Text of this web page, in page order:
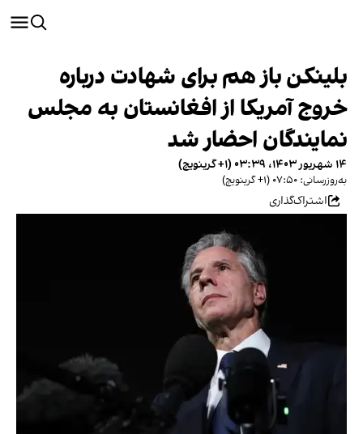
بلینکن باز هم برای شهادت درباره
خروج آمریکا از افغانستان به مجلس
نمایندگان احضار شد
۱۴ شهریور ۱۴۰۳، ۰۳:۳۹ (‎+۱ گرینویچ)
به‌روزرسانی: ۰۷:۵۰ (‎+۱ گرینویچ)
اشتراک‌گذاری